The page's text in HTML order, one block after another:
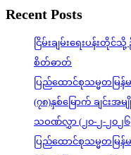
Recent Posts
ငြိမ်းချမ်းရေးပန်း
စိတ်ဓာတ်
ပြည်ထောင်စုသမ္မတမြ
(၇၈)နှစ်မြောက် ချင်း
သဝဏ်လွှာ (၂၀-၂-၂၀၂၆
ပြည်ထောင်စုသမ္မတမြန်